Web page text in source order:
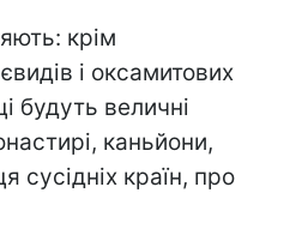
крім
і оксамитових
будуть величні
каньйони,
сусідніх країн, про